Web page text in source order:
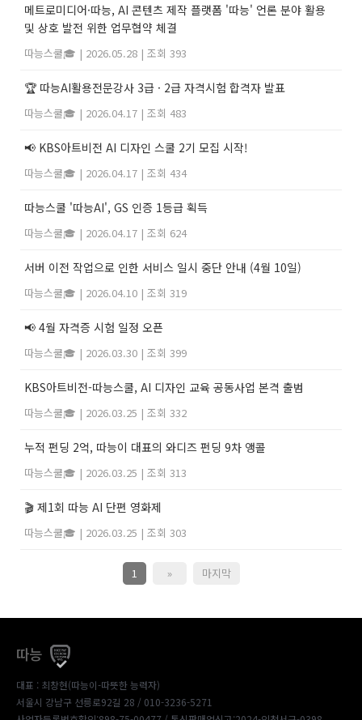
메트로미디어·따능, AI 콘텐츠 제작 플랫폼 '따능' 언론 분야 활용
및 상호 발전 위한 업무협약 체결
따능스쿨🎓 | 2026.05.28 | 조회 393
🏆 따능AI활용전문강사 3급 · 2급 자격시험 합격자 발표
따능스쿨🎓 | 2026.04.17 | 조회 483
📢 KBS아트비전 AI 디자인 스쿨 2기 모집 시작!
따능스쿨🎓 | 2026.04.17 | 조회 434
따능스쿨 '따능AI', GS 인증 1등급 획득
따능스쿨🎓 | 2026.04.17 | 조회 624
서버 이전 작업으로 인한 서비스 일시 중단 안내 (4월 10일)
따능스쿨🎓 | 2026.04.10 | 조회 319
📢 4월 자격증 시험 일정 오픈
따능스쿨🎓 | 2026.03.30 | 조회 399
KBS아트비전-따능스쿨, AI 디자인 교육 공동사업 본격 출범
따능스쿨🎓 | 2026.03.25 | 조회 332
누적 펀딩 2억, 따능이 대표의 와디즈 펀딩 9차 앵콜
따능스쿨🎓 | 2026.03.25 | 조회 313
🎬 제1회 따능 AI 단편 영화제
따능스쿨🎓 | 2026.03.25 | 조회 303
1 » 마지막
따능
대표 : 최창현(따능이-따뜻한 능력자)
서울시 강남구 선릉로92길 28 / 010-3236-5271